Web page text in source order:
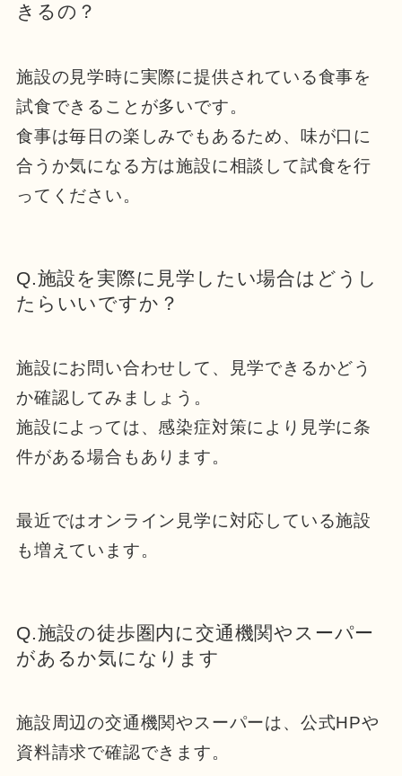
きるの？
施設の見学時に実際に提供されている食事を
試食できることが多いです。
食事は毎日の楽しみでもあるため、味が口に
合うか気になる方は施設に相談して試食を行
ってください。
Q.施設を実際に見学したい場合はどうし
たらいいですか？
施設にお問い合わせして、見学できるかどう
か確認してみましょう。
施設によっては、感染症対策により見学に条
件がある場合もあります。
最近ではオンライン見学に対応している施設
も増えています。
Q.施設の徒歩圏内に交通機関やスーパー
があるか気になります
施設周辺の交通機関やスーパーは、公式HPや
資料請求で確認できます。